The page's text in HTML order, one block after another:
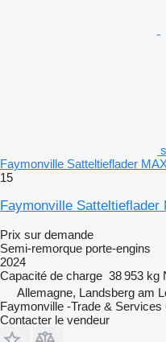
Faymonville Satteltieflader
15
Faymonville Satteltieflader
Prix sur demande
Semi-remorque porte-engins
2024
Capacité de charge 38 953 kg
Allemagne, Landsberg am
Faymonville -Trade & Services
Contacter le vendeur